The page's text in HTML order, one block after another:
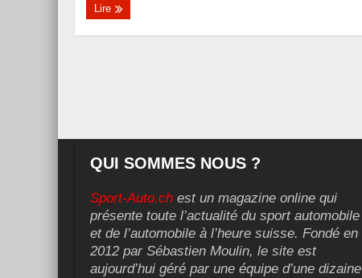
Lire
QUI SOMMES NOUS ?
Sport-Auto.ch est un magazine online qui
présente toute l’actualité du sport automobile
et de l’automobile à l’heure suisse. Fondé en
2012 par Sébastien Moulin, le site est
aujourd’hui géré par une équipe d’une dizaine